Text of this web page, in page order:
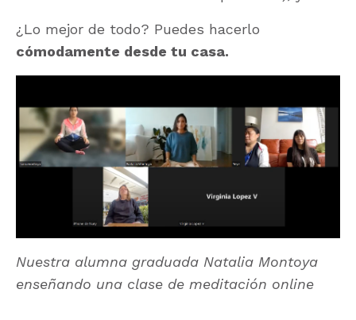
¿Lo mejor de todo? Puedes hacerlo
cómodamente desde tu casa.
Nuestra alumna graduada Natalia Montoya
enseñando una clase de meditación online